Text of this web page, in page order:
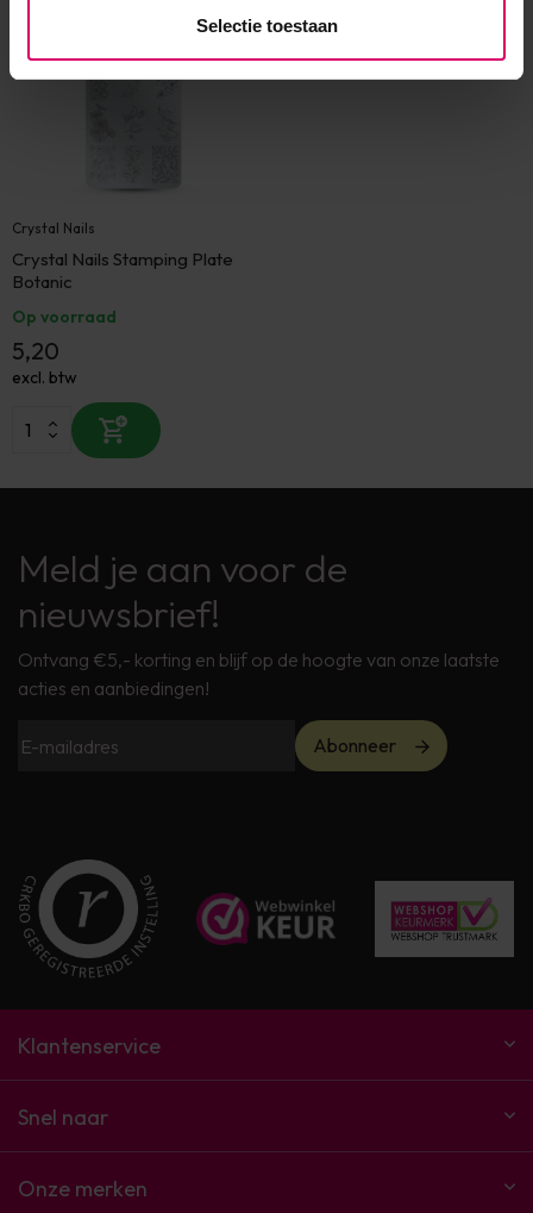
Selectie toestaan
Crystal Nails
Crystal Nails Stamping Plate
Botanic
Op voorraad
5,20
excl. btw
Meld je aan voor de
nieuwsbrief!
Ontvang €5,- korting en blijf op de hoogte van onze laatste
acties en aanbiedingen!
Abonneer
Klantenservice
Snel naar
Onze merken